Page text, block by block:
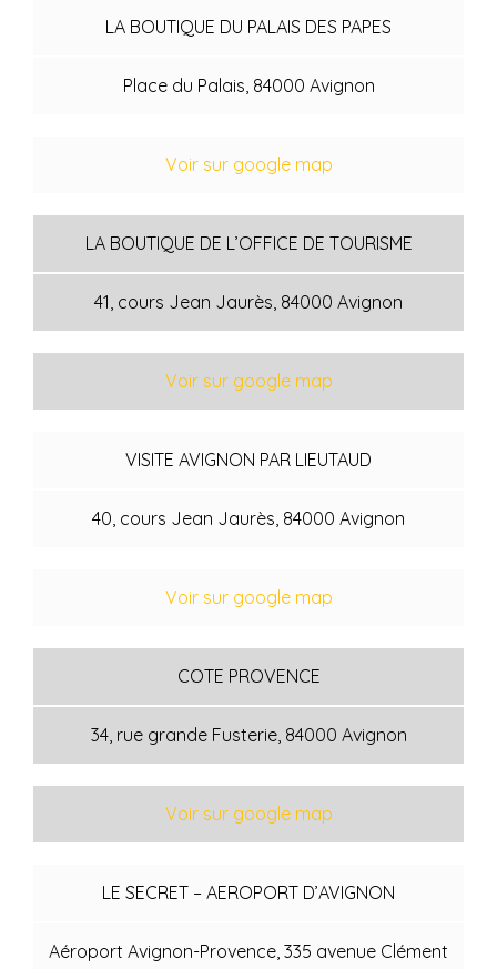
LA BOUTIQUE DU PALAIS DES PAPES
Place du Palais, 84000 Avignon
Voir sur google map
LA BOUTIQUE DE L’OFFICE DE TOURISME
41, cours Jean Jaurès, 84000 Avignon
Voir sur google map
VISITE AVIGNON PAR LIEUTAUD
40, cours Jean Jaurès, 84000 Avignon
Voir sur google map
COTE PROVENCE
34, rue grande Fusterie, 84000 Avignon
Voir sur google map
LE SECRET – AEROPORT D’AVIGNON
Aéroport Avignon-Provence, 335 avenue Clément